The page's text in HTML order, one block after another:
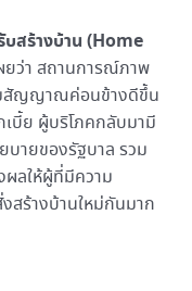
สร้างบ้าน (Home
ยว่า สถานการณ์ภาพ
มสัญญาณค่อนข้างดีขึ้น
บี้ย ผู้บริโภคกลับมามี
บายของรัฐบาล รวม
ลให้ผู้ที่มีความ
สร้างบ้านใหม่กันมาก